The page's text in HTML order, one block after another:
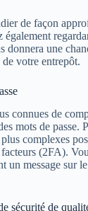
de façon
également
donnera une
votre entrepôt.
connues de
mots de passe.
complexes
(2FA).
un message sur
sécurité de